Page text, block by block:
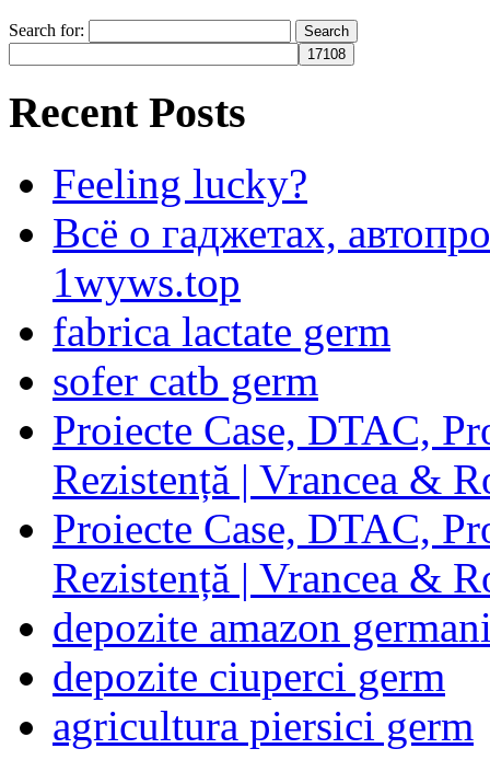
Search for:
Recent Posts
Feeling lucky?
Всё о гаджетах,
1wyws.top
fabrica lactate germ
sofer catb germ
Proiecte Case, DTAC,
Rezistență | Vrancea &
Proiecte Case, DTAC,
Rezistență | Vrancea &
depozite amazon
depozite ciuperci germ
agricultura piersici germ